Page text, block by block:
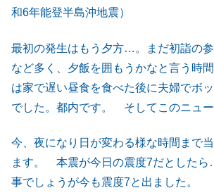
和6年能登半島沖地震）
最初の発生はもう夕方…。まだ初詣の
など多く、夕飯を囲もうかなと言う時
は家で遅い昼食を食べた後に夫婦でボ
でした。都内です。 そしてこのニュー
今、夜になり日が変わる様な時間まで
ます。 本震が今日の震度7だとしたら
事でしょうが今も震度7と出ました。